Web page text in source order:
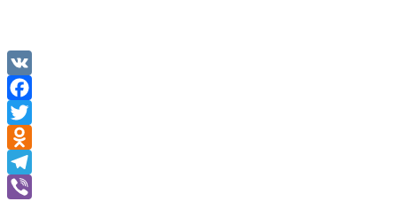
VK
Facebook
Twitter
Odnoklassniki
Telegram